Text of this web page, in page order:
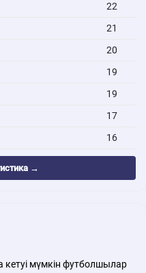
22
21
20
19
19
17
16
→
кетуі мүмкін футболшылар